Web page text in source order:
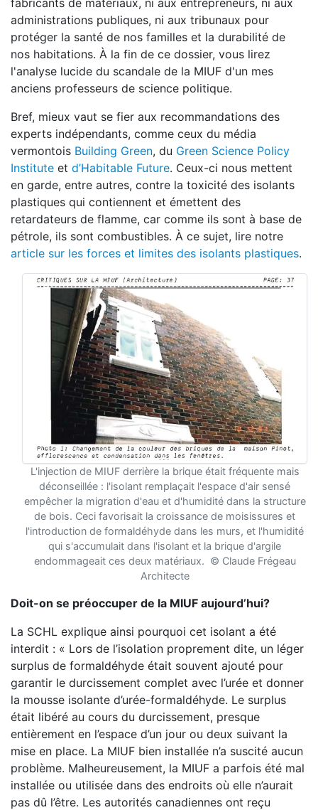
fabricants de matériaux, ni aux entrepreneurs, ni aux
administrations publiques, ni aux tribunaux pour
protéger la santé de nos familles et la durabilité de
nos habitations. À la fin de ce dossier, vous lirez
l'analyse lucide du scandale de la MIUF d'un mes
anciens professeurs de science politique.
Bref, mieux vaut se fier aux recommandations des
experts indépendants, comme ceux du média
vermontois Building Green, du Green Science Policy
Institute et d’Habitable Future. Ceux-ci nous mettent
en garde, entre autres, contre la toxicité des isolants
plastiques qui contiennent et émettent des
retardateurs de flamme, car comme ils sont à base de
pétrole, ils sont combustibles. À ce sujet, lire notre
article sur les forces et limites des isolants plastiques.
L'injection de MIUF derrière la brique était fréquente mais
déconseillée : l'isolant remplaçait l'espace d'air sensé
empêcher la migration d'eau et d'humidité dans la structure
de bois. Ceci favorisait la croissance de moisissures et
l'introduction de formaldéhyde dans les murs, et l'humidité
qui s'accumulait dans l'isolant et la brique d'argile
endommageait ces deux matériaux. © Claude Frégeau
Architecte
Doit-on se préoccuper de la MIUF aujourd’hui?
La SCHL explique ainsi pourquoi cet isolant a été
interdit : « Lors de l’isolation proprement dite, un léger
surplus de formaldéhyde était souvent ajouté pour
garantir le durcissement complet avec l’urée et donner
la mousse isolante d’urée-formaldéhyde. Le surplus
était libéré au cours du durcissement, presque
entièrement en l’espace d’un jour ou deux suivant la
mise en place. La MIUF bien installée n’a suscité aucun
problème. Malheureusement, la MIUF a parfois été mal
installée ou utilisée dans des endroits où elle n’aurait
pas dû l’être. Les autorités canadiennes ont reçu